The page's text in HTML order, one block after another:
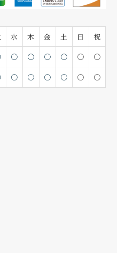
水 木 金 土 日 祝
〇 〇 〇 〇 〇 〇
〇 〇 〇 〇 〇 〇